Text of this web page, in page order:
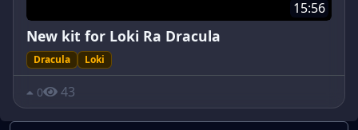
15:56
New kit for Loki Ra Dracula
Dracula Loki
0 43